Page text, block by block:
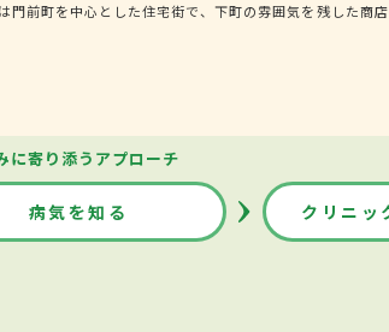
前町を中心とした住宅街で、下町の雰囲気を残した商
に寄り添うアプローチ
病気を知る クリニッ